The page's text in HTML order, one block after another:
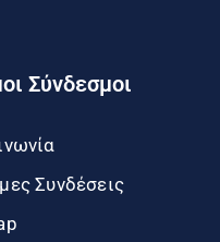
Σύνδεσμοι
Συνδέσεις